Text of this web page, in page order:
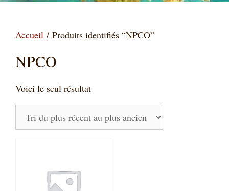
Accueil / Produits identifiés “NPCO”
NPCO
Voici le seul résultat